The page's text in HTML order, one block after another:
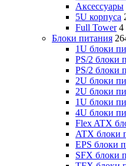
Аксессуары
5U корпуса
Full Tower 4
Блоки питания
1U блоки
PS/2 блоки
PS/2 блоки
2U блоки
2U блоки
1U блоки
4U блоки
Flex ATX
ATX блоки
EPS блоки
SFX блоки